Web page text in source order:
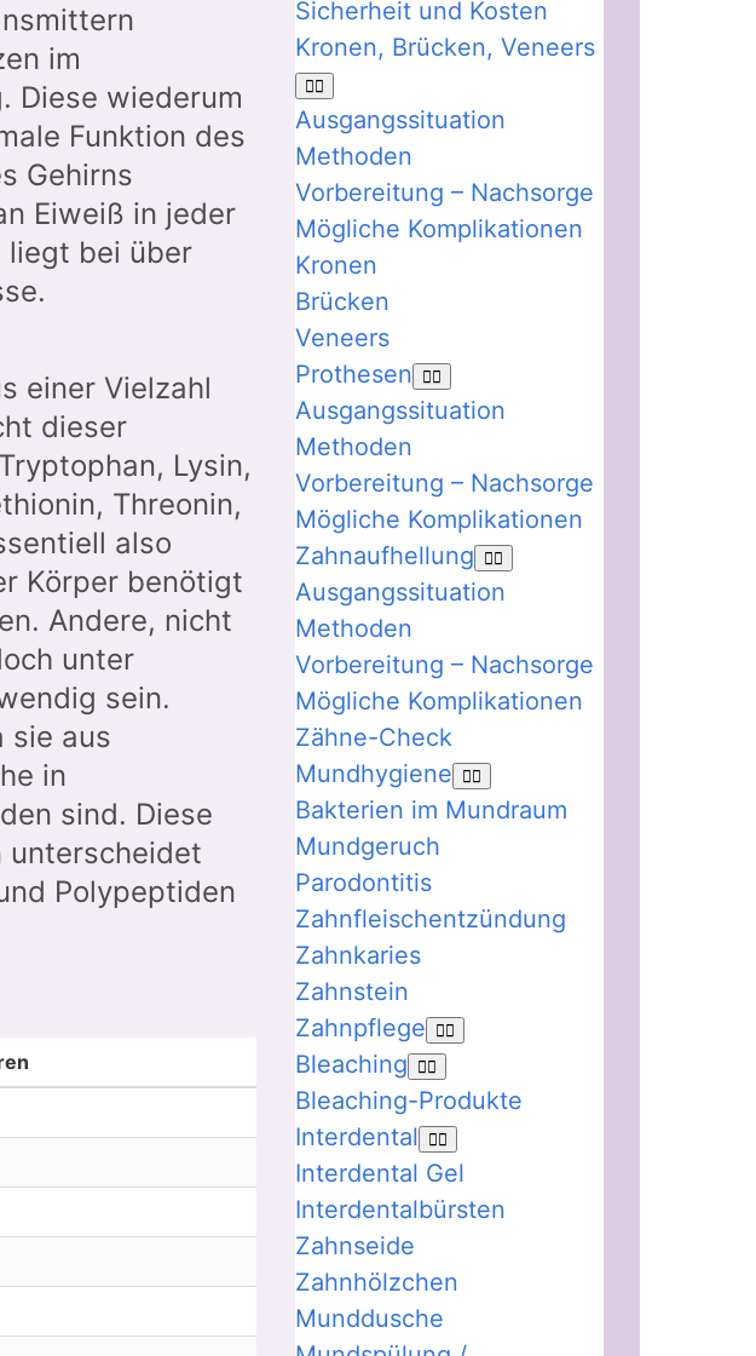
im
Diese wiederum
Funktion des
Gehirns
Eiweiß in jeder
liegt bei über
einer Vielzahl
dieser
Lysin,
Threonin,
also
Körper benötigt
Andere, nicht
unter
sein.
sie aus
in
sind. Diese
unterscheidet
Polypeptiden
Sicherheit und Kosten
Kronen, Brücken, Veneers
Ausgangssituation
Methoden
Vorbereitung – Nachsorge
Mögliche Komplikationen
Kronen
Brücken
Veneers
Prothesen
Ausgangssituation
Methoden
Vorbereitung – Nachsorge
Mögliche Komplikationen
Zahnaufhellung
Ausgangssituation
Methoden
Vorbereitung – Nachsorge
Mögliche Komplikationen
Zähne-Check
Mundhygiene
Bakterien im Mundraum
Mundgeruch
Parodontitis
Zahnfleischentzündung
Zahnkaries
Zahnstein
Zahnpflege
Bleaching
Bleaching-Produkte
Interdental
Interdental Gel
Interdentalbürsten
Zahnseide
Zahnhölzchen
Munddusche